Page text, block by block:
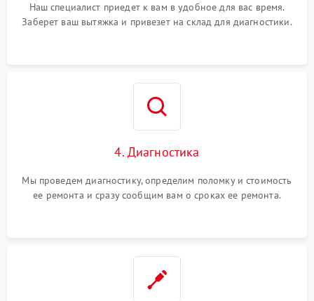
Наш специалист приедет к вам в удобное для вас время.
Заберет ваш вытяжка и привезет на склад для диагностики.
4. Диагностика
Мы проведем диагностику, определим поломку и стоимость
ее ремонта и сразу сообщим вам о сроках ее ремонта.